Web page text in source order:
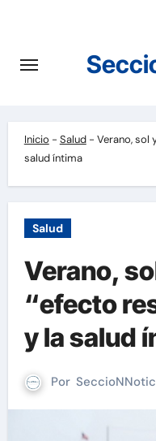
contenido
Inicio - Salud- Verano, sol
salud íntima
Salud
Verano,
“efecto
y la salud
Por